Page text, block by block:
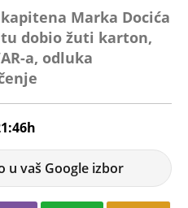
Marka Docića
dobio žuti karton,
a, odluka
u vaš Google izbor